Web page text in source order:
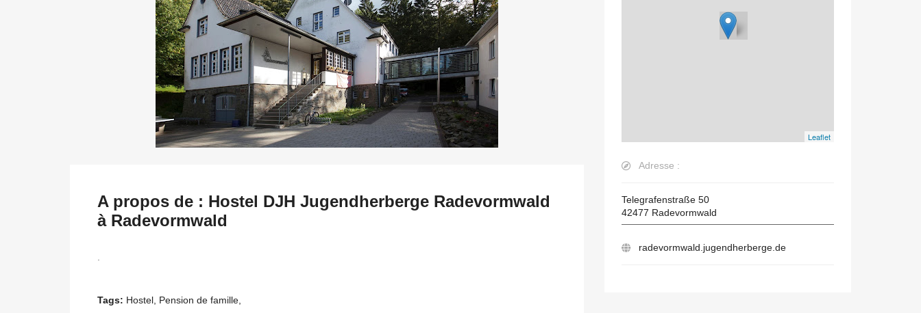
A propos de : Hostel DJH Jugendherberge Radevormwald
à Radevormwald
Tags: Hostel, Pension de famille,
Leaflet
Adresse :
Telegrafenstraße 50
42477 Radevormwald
radevormwald.jugendherberge.de